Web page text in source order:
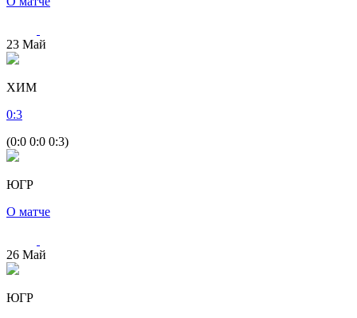
23 Май
ХИМ
0:3
(0:0 0:0 0:3)
ЮГР
О матче
26 Май
ЮГР